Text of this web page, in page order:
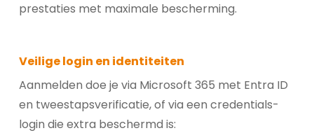
prestaties met maximale bescherming.
Veilige login en identiteiten
Aanmelden doe je via Microsoft 365 met Entra ID
en tweestapsverificatie, of via een credentials-
login die extra beschermd is: